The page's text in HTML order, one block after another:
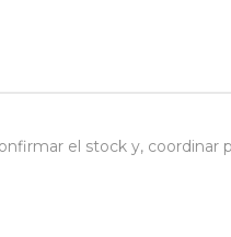
el stock y, coordinar